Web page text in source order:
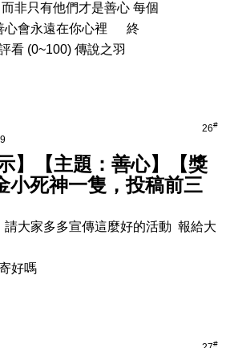
非只有他們才是善心 每個
心會永遠在你心裡 終
看 (0~100) 傳說之羽
26#
】【主題：善心】【獎
小死神一隻，投稿前三
大家多多宣傳這麼好的活動 報給大
好嗎
#